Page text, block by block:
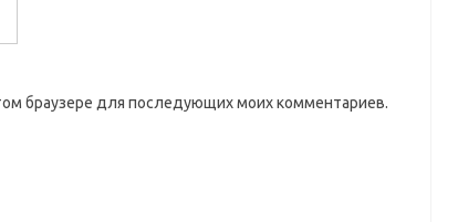
браузере для последующих моих комментариев.